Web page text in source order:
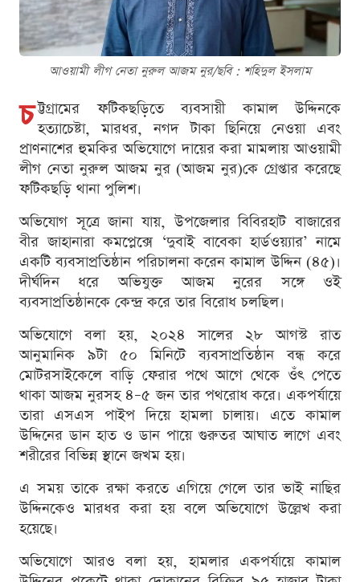
আওয়ামী লীগ নেতা নুরুল আজম নুর/ছবি : শ‌হিদুল ইসলাম
চ ট্টগ্রামের ফটিকছড়িতে ব্যবসায়ী কামাল উদ্দিনকে
হত্যাচেষ্টা, মারধর, নগদ টাকা ছিনিয়ে নেওয়া এবং
প্রাণনাশের হুমকির অভিযোগে দায়ের করা মামলায় আওয়ামী
লীগ নেতা নুরুল আজম নুর (আজম নুর)কে গ্রেপ্তার করেছে
ফটিকছড়ি থানা পুলিশ।
অভিযোগ সূত্রে জানা যায়, উপজেলার বিবিরহাট বাজারের
বীর জাহানারা কমপ্লেক্সে ‘দুবাই বাবেকা হার্ডওয়্যার’ নামে
একটি ব্যবসাপ্রতিষ্ঠান পরিচালনা করেন কামাল উদ্দিন (৪৫)।
দীর্ঘদিন ধরে অভিযুক্ত আজম নুরের সঙ্গে ওই
ব্যবসাপ্রতিষ্ঠানকে কেন্দ্র করে তার বিরোধ চলছিল।
অভিযোগে বলা হয়, ২০২৪ সালের ২৮ আগস্ট রাত
আনুমানিক ৯টা ৫০ মিনিটে ব্যবসাপ্রতিষ্ঠান বন্ধ করে
মোটরসাইকেলে বাড়ি ফেরার পথে আগে থেকে ওঁৎ পেতে
থাকা আজম নুরসহ ৪–৫ জন তার পথরোধ করে। একপর্যায়ে
তারা এসএস পাইপ দিয়ে হামলা চালায়। এতে কামাল
উদ্দিনের ডান হাত ও ডান পায়ে গুরুতর আঘাত লাগে এবং
শরীরের বিভিন্ন স্থানে জখম হয়।
এ সময় তাকে রক্ষা করতে এগিয়ে গেলে তার ভাই নাছির
উদ্দিনকেও মারধর করা হয় বলে অভিযোগে উল্লেখ করা
হয়েছে।
অভিযোগে আরও বলা হয়, হামলার একপর্যায়ে কামাল